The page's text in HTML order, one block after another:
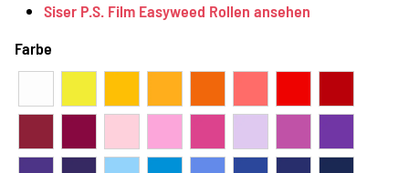
Siser P.S. Film Easyweed Rollen ansehen
Farbe